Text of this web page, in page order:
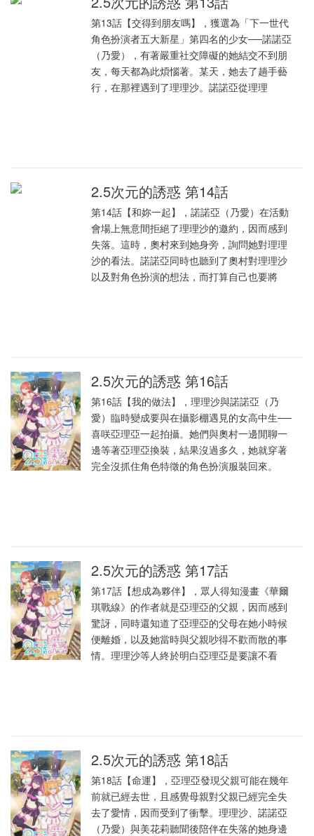
第13話【交得到朋友嗎】，獲選為「下一世代
角色扮演者五大新星」第四名的少女──諾諾亞
（乃愛），有著嚴重社交障礙的她結交不到朋
友，每天都為此煩惱著。某天，她去了趟手藝
行，在那裡遇到了理理沙。諾諾亞從理理
2.5次元的誘惑 第14話
第14話【和妳一起】，諾諾亞（乃愛）在活動
會場上無意間拒絕了理理沙的邀約，因而感到
失落。這時，奧村來到她身旁，詢問她對理理
沙的看法。諾諾亞同時也聽到了奧村對理理沙
以及對角色扮演的想法，而打算自己也要將
2.5次元的誘惑 第16話
第16話【我的做法】，理理沙與諾諾亞（乃
愛）臨時變成要與在攝影棚遇見的女高中生──
喜咲亞理亞一起拍攝。她們與奧村一邊閒聊一
邊等著亞理亞換裝，結果沒過多久，她就穿著
完全沒抓住角色特徵的角色扮演服裝回來。
2.5次元的誘惑 第17話
第17話【想成為夥伴】，眾人得知漫畫《華爾
琪戰線》的作者就是亞理亞的父親，因而感到
驚訝，同時還知道了亞理亞的父母在她小時候
便離婚，以及她當時與父親吵得不歡而散的事
情。理理沙等人終於明白亞理亞是要讓不看
2.5次元的誘惑 第18話
第18話【命運】，亞理亞發現父親可能在幾年
前就已經去世，且感覺母親對父親已經完全失
去了愛情，因而受到了衝擊。理理沙、諾諾亞
（乃愛）與美花莉聽聞後陪伴在失落的她身邊